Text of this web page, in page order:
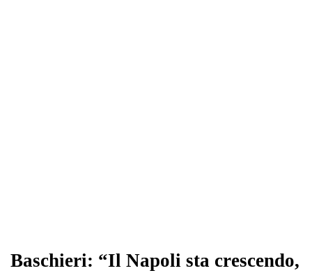
Baschieri: “Il Napoli sta crescendo,